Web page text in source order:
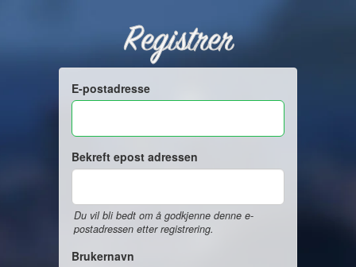
Registrer
E-postadresse
Bekreft epost adressen
Du vil bli bedt om å godkjenne denne e-
postadressen etter registrering.
Brukernavn